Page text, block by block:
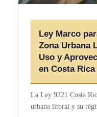
Ley Marco
Zona Urbana
Uso y
en Costa Rica
La Ley 9221 Costa
urbana litoral y su